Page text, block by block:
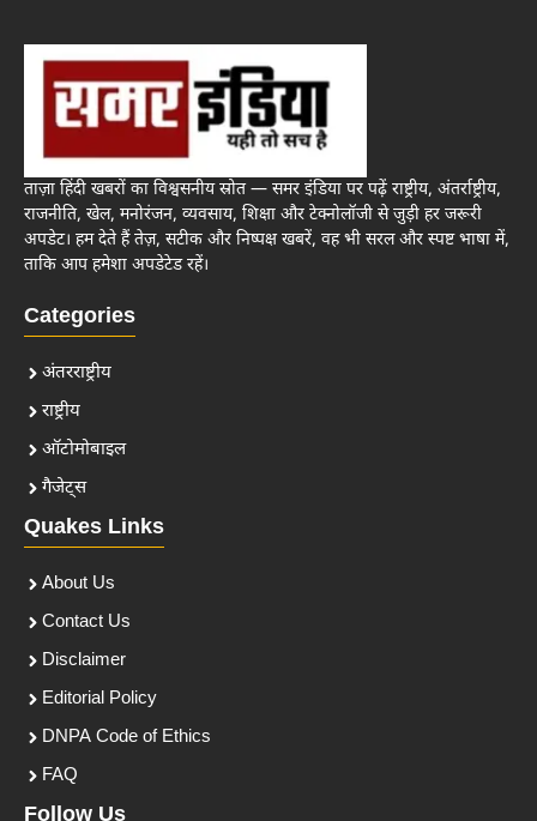
ताज़ा हिंदी खबरों का विश्वसनीय स्रोत — समर इंडिया पर पढ़ें राष्ट्रीय, अंतर्राष्ट्रीय,
राजनीति, खेल, मनोरंजन, व्यवसाय, शिक्षा और टेक्नोलॉजी से जुड़ी हर जरूरी
अपडेट। हम देते हैं तेज़, सटीक और निष्पक्ष खबरें, वह भी सरल और स्पष्ट भाषा में,
ताकि आप हमेशा अपडेटेड रहें।
Categories
अंतरराष्ट्रीय
राष्ट्रीय
ऑटोमोबाइल
गैजेट्स
Quakes Links
About Us
Contact Us
Disclaimer
Editorial Policy
DNPA Code of Ethics
FAQ
Follow Us